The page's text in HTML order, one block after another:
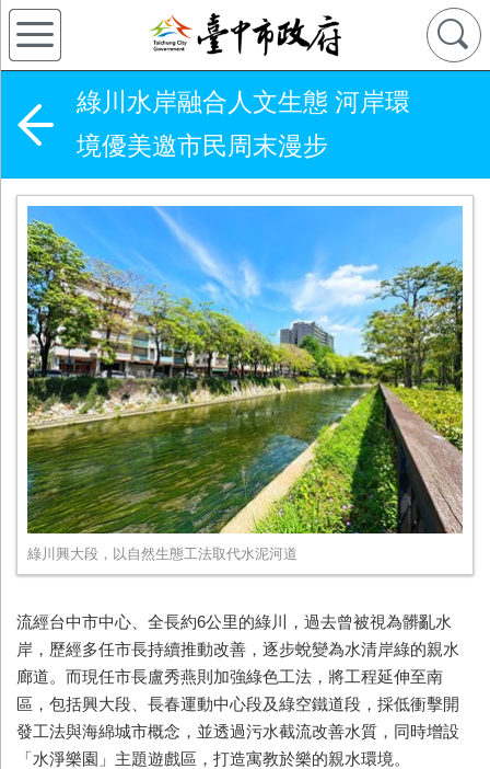
綠川水岸融合人文生態 河岸環
境優美邀市民周末漫步
綠川興大段，以自然生態工法取代水泥河道
流經台中市中心、全長約6公里的綠川，過去曾被視為髒亂水
岸，歷經多任市長持續推動改善，逐步蛻變為水清岸綠的親水
廊道。而現任市長盧秀燕則加強綠色工法，將工程延伸至南
區，包括興大段、長春運動中心段及綠空鐵道段，採低衝擊開
發工法與海綿城市概念，並透過污水截流改善水質，同時增設
「水淨樂園」主題遊戲區，打造寓教於樂的親水環境。